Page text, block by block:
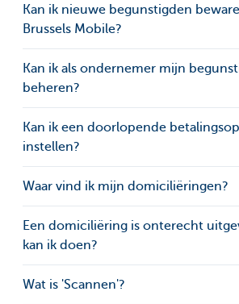
Kan ik nieuwe begunstigden
Brussels Mobile?
Kan ik als ondernemer mijn
beheren?
Kan ik een doorlopende
instellen?
Waar vind ik mijn domiciliëringen?
Een domiciliëring is onterecht
kan ik doen?
Wat is 'Scannen'?